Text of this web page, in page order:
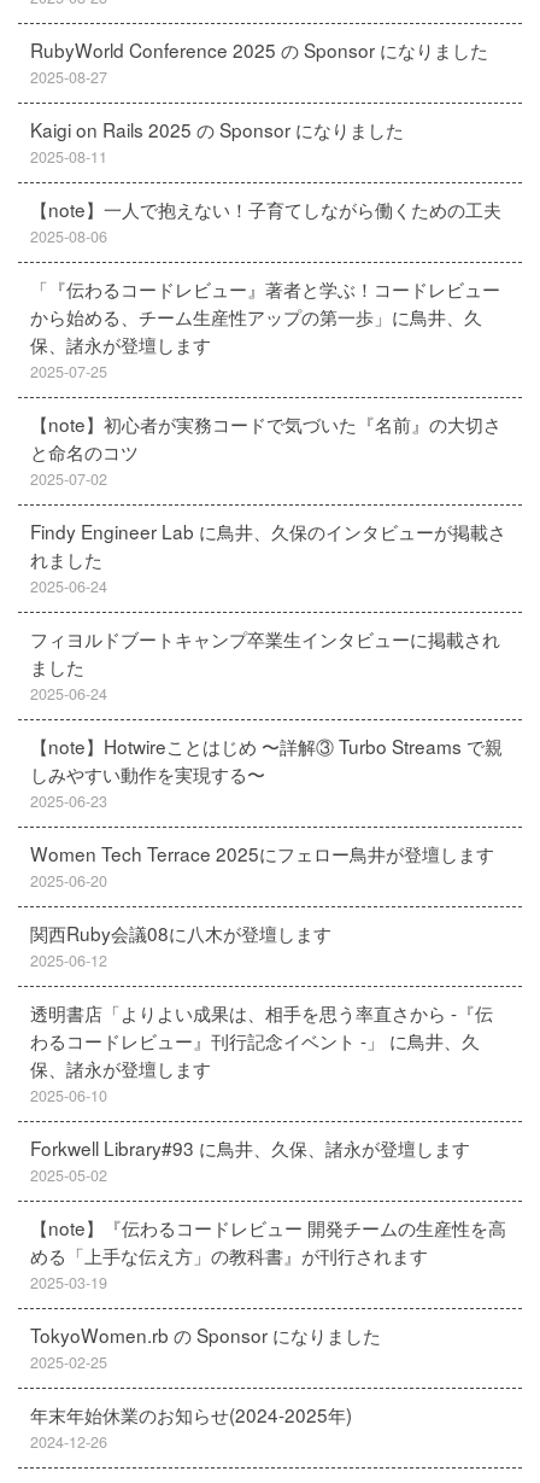
RubyWorld Conference 2025 の Sponsor になりました
2025-08-27
Kaigi on Rails 2025 の Sponsor になりました
2025-08-11
【note】一人で抱えない！子育てしながら働くための工夫
2025-08-06
「『伝わるコードレビュー』著者と学ぶ！コードレビュー
から始める、チーム生産性アップの第一歩」に鳥井、久
保、諸永が登壇します
2025-07-25
【note】初心者が実務コードで気づいた『名前』の大切さ
と命名のコツ
2025-07-02
Findy Engineer Lab に鳥井、久保のインタビューが掲載さ
れました
2025-06-24
フィヨルドブートキャンプ卒業生インタビューに掲載され
ました
2025-06-24
【note】Hotwireことはじめ 〜詳解③ Turbo Streams で親
しみやすい動作を実現する〜
2025-06-23
Women Tech Terrace 2025にフェロー鳥井が登壇します
2025-06-20
関西Ruby会議08に八木が登壇します
2025-06-12
透明書店「よりよい成果は、相手を思う率直さから -『伝
わるコードレビュー』刊行記念イベント -」 に鳥井、久
保、諸永が登壇します
2025-06-10
Forkwell Library#93 に鳥井、久保、諸永が登壇します
2025-05-02
【note】『伝わるコードレビュー 開発チームの生産性を高
める「上手な伝え方」の教科書』が刊行されます
2025-03-19
TokyoWomen.rb の Sponsor になりました
2025-02-25
年末年始休業のお知らせ(2024-2025年)
2024-12-26